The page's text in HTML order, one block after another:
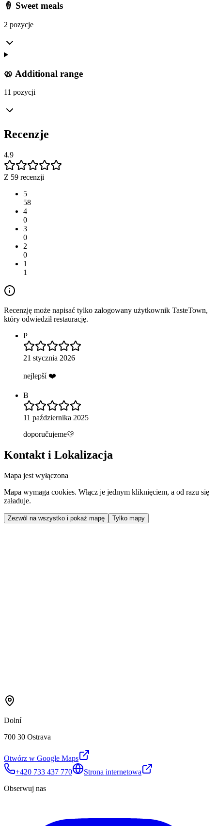
🍦 Sweet meals
2 pozycje
🥨 Additional range
11 pozycji
Recenzje
4.9
Z 59 recenzji
5
58
4
0
3
0
2
0
1
1
Recenzję może napisać tylko zalogowany użytkownik TasteTown,
który odwiedził restaurację.
P
21 stycznia 2026
nejlepší ❤️
B
11 października 2025
doporučujeme🩷
Kontakt i Lokalizacja
Mapa jest wyłączona
Mapa wymaga cookies. Włącz je jednym kliknięciem, a od razu się
załaduje.
Zezwól na wszystko i pokaż mapę Tylko mapy
Dolní
700 30 Ostrava
Otwórz w Google Maps
+420 733 437 770
Strona internetowa
Obserwuj nas